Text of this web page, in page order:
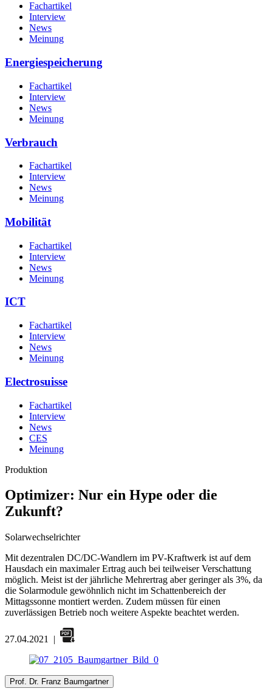
Fachartikel
Interview
News
Meinung
Energiespeicherung
Fachartikel
Interview
News
Meinung
Verbrauch
Fachartikel
Interview
News
Meinung
Mobilität
Fachartikel
Interview
News
Meinung
ICT
Fachartikel
Interview
News
Meinung
Electrosuisse
Fachartikel
Interview
News
CES
Meinung
Produktion
Optimizer: Nur ein Hype oder die
Zukunft?
Solarwechselrichter
Mit dezentralen DC/DC-Wandlern im PV-Kraftwerk ist auf dem
Hausdach ein maximaler Ertrag auch bei teilweiser Verschattung
möglich. Meist ist der jährliche Mehrertrag aber geringer als 3%, da
die Solarmodule gewöhnlich nicht im Schattenbereich der
Mittagssonne montiert werden. Zudem müssen für einen
zuverlässigen Betrieb noch weitere Aspekte beachtet werden.
27.04.2021 |
Prof. Dr. Franz Baumgartner